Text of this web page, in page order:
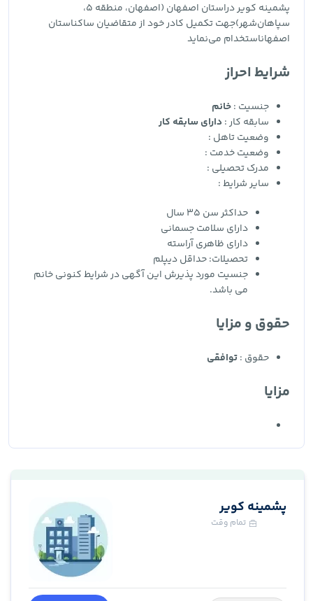
پشمینه کویر دراستان اصفهان (اصفهان، منطقه ۵،
سپاهان‌شهر)جهت تکمیل کادر خود از متقاضیان ساکناستان
اصفهاناستخدام می‌نماید
شرایط احراز
جنسیت :خانم
سابقه کار : دارای سابقه کار
وضعیت تاهل :
وضعیت خدمت :
مدرک تحصیلی :
سایر شرایط :
حداکثر سن 35 سال
دارای سلامت جسمانی
دارای ظاهری آراسته
تحصیلات: حداقل دیپلم
جنسیت مورد پذیرش این آگهی در شرایط کنونی خانم
می باشد.
حقوق و مزایا
حقوق :توافقی
مزایا
پشمینه کویر
تمام وقت